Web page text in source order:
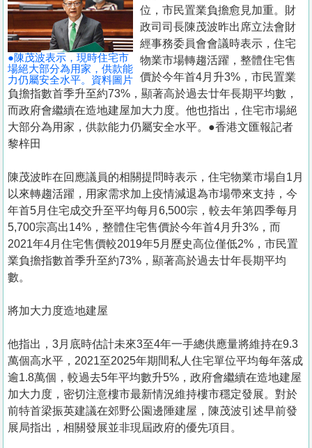
置
業
手
冊
關
於
我
們
●陳茂波表示，現時住宅市
場絕大部分為用家，供款能
力仍屬安全水平。資料圖片
位，市民置業負擔愈見加重。財
政司司長陳茂波昨出席立法會財
經事務委員會會議時表示，住宅
物業市場轉趨活躍，整體住宅售
價於今年首4月升3%，市民置業
負擔指數首季升至約73%，顯著高於過去廿年長期平均數，
而政府會繼續在造地建屋加大力度。他也指出，住宅市場絕
大部分為用家，供款能力仍屬安全水平。●香港文匯報記者
黎梓田
陳茂波昨在回應議員的相關提問時表示，住宅物業市場自1月
以來轉趨活躍，用家需求加上疫情減退為市場帶來支持，今
年首5月住宅成交升至平均每月6,500宗，較去年第四季每月
5,700宗高出14%，整體住宅售價於今年首4月升3%，而
2021年4月住宅售價較2019年5月歷史高位僅低2%，市民置
業負擔指數首季升至約73%，顯著高於過去廿年長期平均
數。
將加大力度造地建屋
他指出，3月底時估計未來3至4年一手總供應量將維持在9.3
萬個高水平，2021至2025年期間私人住宅單位平均每年落成
逾1.8萬個，較過去5年平均數升5%，政府會繼續在造地建屋
加大力度，密切注意樓市最新情況維持樓市穩定發展。對於
前特首梁振英建議在郊野公園邊陲建屋，陳茂波引述早前發
展局指出，相關發展並非現屆政府的優先項目。